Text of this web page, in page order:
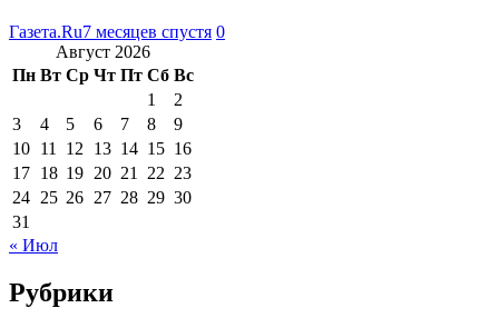
Газета.Ru7 месяцев спустя 0
Август 2026
Пн Вт Ср Чт Пт Сб Вс
1
2
3
4 5 6 7 8
9
10 11 12 13 14 15 16
17 18 19 20 21 22 23
24 25 26 27 28 29 30
31
« Июл
Рубрики